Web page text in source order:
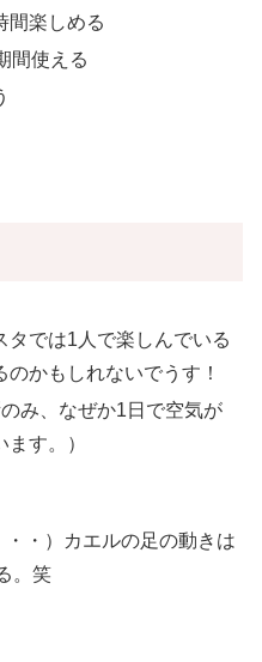
間楽しめる
間使える
では1人で楽しんでいる
かもしれないでうす！
み、なぜか1日で空気が
す。）
・）カエルの足の動きは
。笑